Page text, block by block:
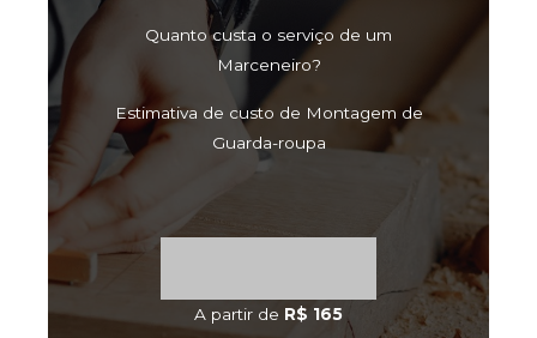
Quanto custa o serviço de um
Marceneiro?
Estimativa de custo de Montagem de
Guarda-roupa
A partir de R$ 165